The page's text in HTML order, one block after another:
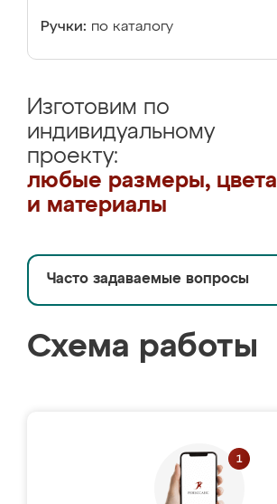
Ручки: по каталогу
Изготовим по
индивидуальному
проекту:
любые размеры, цвета
и материалы
Часто задаваемые вопросы
Схема работы